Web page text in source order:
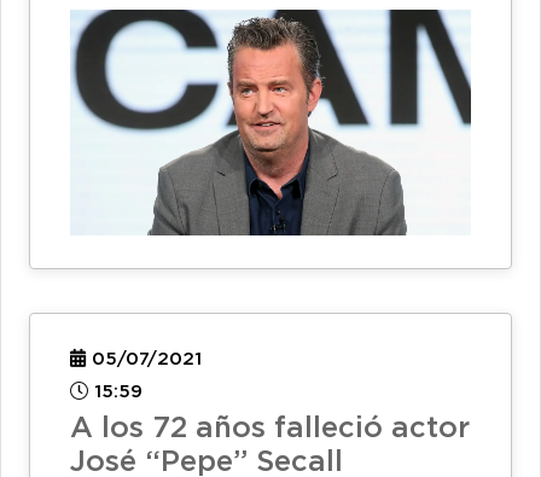
05/07/2021
15:59
A los 72 años falleció actor
José “Pepe” Secall